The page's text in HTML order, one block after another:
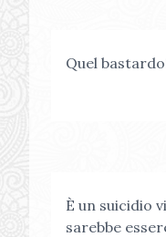
Quel
È un suicidio
sarebbe